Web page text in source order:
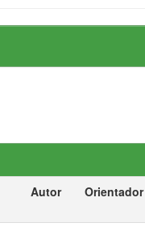
Autor Orientador